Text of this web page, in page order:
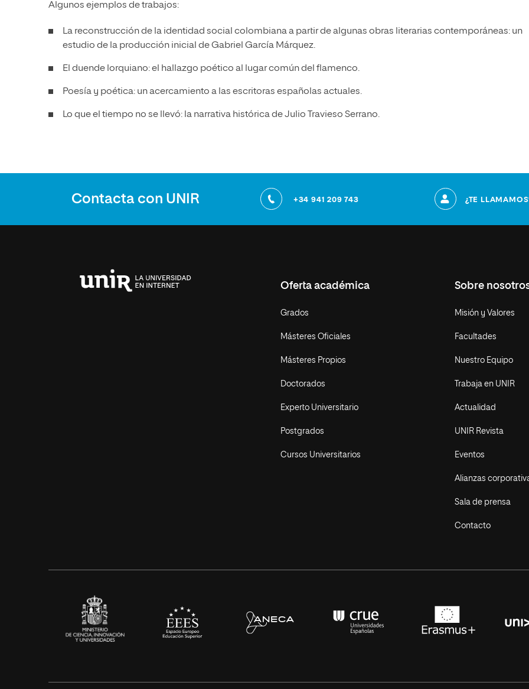
Algunos ejemplos de trabajos:
La reconstrucción de la identidad social colombiana a partir de algunas obras literarias contemporáneas: un
estudio de la producción inicial de Gabriel García Márquez.
El duende lorquiano: el hallazgo poético al lugar común del flamenco.
Poesía y poética: un acercamiento a las escritoras españolas actuales.
Lo que el tiempo no se llevó: la narrativa histórica de Julio Travieso Serrano.
Contacta con UNIR +34 941 209 743 ¿TE
Oferta académica
Grados
Másteres Oficiales
Másteres Propios
Doctorados
Experto Universitario
Postgrados
Cursos Universitarios
Sobre
Misión y Valores
Facultades
Nuestro Equipo
Trabaja en UNIR
Actualidad
UNIR Revista
Eventos
Alianzas
Sala de prensa
Contacto